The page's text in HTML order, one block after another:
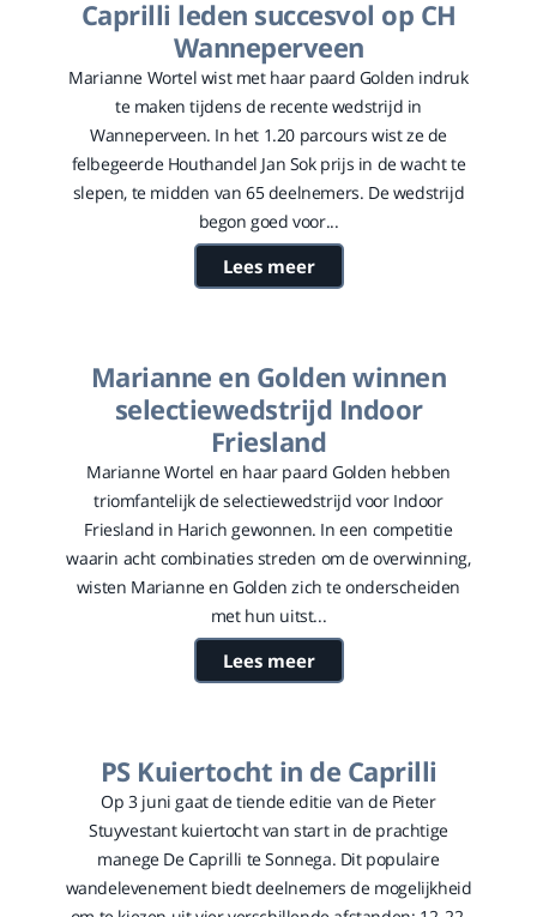
Caprilli leden succesvol op CH
Wanneperveen
Marianne Wortel wist met haar paard Golden indruk
te maken tijdens de recente wedstrijd in
Wanneperveen. In het 1.20 parcours wist ze de
felbegeerde Houthandel Jan Sok prijs in de wacht te
slepen, te midden van 65 deelnemers. De wedstrijd
begon goed voor...
Lees meer
Marianne en Golden winnen
selectiewedstrijd Indoor
Friesland
Marianne Wortel en haar paard Golden hebben
triomfantelijk de selectiewedstrijd voor Indoor
Friesland in Harich gewonnen. In een competitie
waarin acht combinaties streden om de overwinning,
wisten Marianne en Golden zich te onderscheiden
met hun uitst...
Lees meer
PS Kuiertocht in de Caprilli
Op 3 juni gaat de tiende editie van de Pieter
Stuyvestant kuiertocht van start in de prachtige
manege De Caprilli te Sonnega. Dit populaire
wandelevenement biedt deelnemers de mogelijkheid